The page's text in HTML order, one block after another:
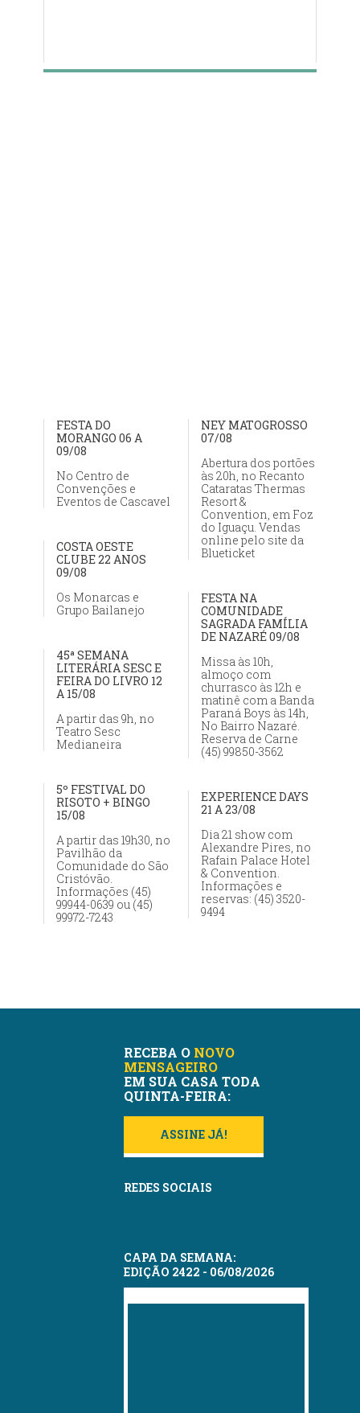
FESTA DO
MORANGO 06 A
09/08
No Centro de
Convenções e
Eventos de Cascavel
NEY MATOGROSSO
07/08
Abertura dos portões
às 20h, no Recanto
Cataratas Thermas
Resort &
Convention, em Foz
do Iguaçu. Vendas
online pelo site da
Blueticket
COSTA OESTE
CLUBE 22 ANOS
09/08
Os Monarcas e
Grupo Bailanejo
FESTA NA
COMUNIDADE
SAGRADA FAMÍLIA
DE NAZARÉ 09/08
Missa às 10h,
almoço com
churrasco às 12h e
matinê com a Banda
Paraná Boys às 14h,
No Bairro Nazaré.
Reserva de Carne
(45) 99850-3562
45ª SEMANA
LITERÁRIA SESC E
FEIRA DO LIVRO 12
A 15/08
A partir das 9h, no
Teatro Sesc
Medianeira
5º FESTIVAL DO
RISOTO + BINGO
15/08
A partir das 19h30, no
Pavilhão da
Comunidade do São
Cristóvão.
Informações (45)
99944-0639 ou (45)
99972-7243
EXPERIENCE DAYS
21 A 23/08
Dia 21 show com
Alexandre Pires, no
Rafain Palace Hotel
& Convention.
Informações e
reservas: (45) 3520-
9494
RECEBA O NOVO
MENSAGEIRO
EM SUA CASA TODA
QUINTA-FEIRA:
ASSINE JÁ!
REDES SOCIAIS
CAPA DA SEMANA:
EDIÇÃO 2422 - 06/08/2026